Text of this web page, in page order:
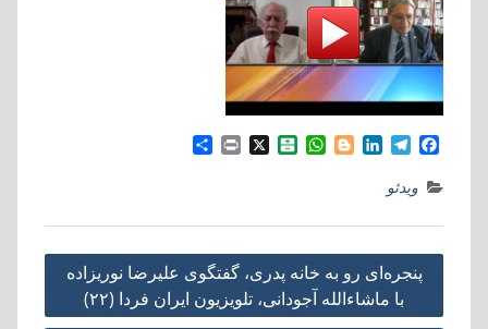
F
c
e
b
k
T
l
e
g
a
m
L
e
n
B
g
W
s
p
p
B
t
i
n
X
P
t
S
e
ویدئو
راهبری
نوشته
پنجره‌ای رو به خانه پدری، گفتگوی علیرضا نوریزاده
با ماشاءالله آجودانی، تلویزیون ایران فردا (۲۲)